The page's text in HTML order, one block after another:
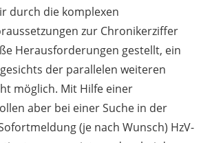
durch die komplexen
zur Chronikerziffer
Herausforderungen gestellt, ein
der parallelen weiteren
möglich. Mit Hilfe einer
aber bei einer Suche in der
(je nach Wunsch) HzV-